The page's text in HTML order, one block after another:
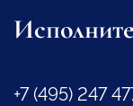
+7 (495) 247